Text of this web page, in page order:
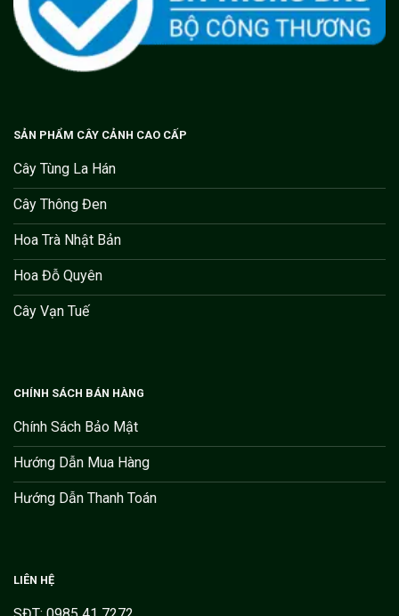
SẢN PHẨM CÂY CẢNH CAO CẤP
Cây Tùng La Hán
Cây Thông Đen
Hoa Trà Nhật Bản
Hoa Đỗ Quyên
Cây Vạn Tuế
CHÍNH SÁCH BÁN HÀNG
Chính Sách Bảo Mật
Hướng Dẫn Mua Hàng
Hướng Dẫn Thanh Toán
LIÊN HỆ